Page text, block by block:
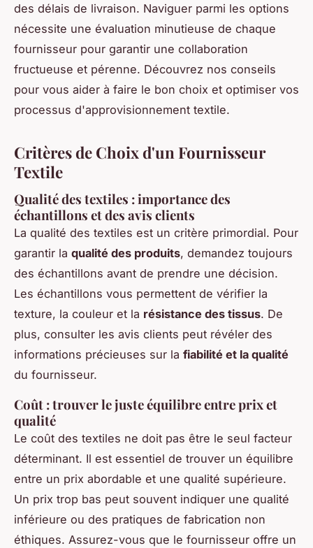
des délais de livraison. Naviguer parmi les options
nécessite une évaluation minutieuse de chaque
fournisseur pour garantir une collaboration
fructueuse et pérenne. Découvrez nos conseils
pour vous aider à faire le bon choix et optimiser vos
processus d'approvisionnement textile.
Critères de Choix d'un Fournisseur
Textile
Qualité des textiles : importance des
échantillons et des avis clients
La qualité des textiles est un critère primordial. Pour
garantir la qualité des produits, demandez toujours
des échantillons avant de prendre une décision.
Les échantillons vous permettent de vérifier la
texture, la couleur et la résistance des tissus. De
plus, consulter les avis clients peut révéler des
informations précieuses sur la fiabilité et la qualité
du fournisseur.
Coût : trouver le juste équilibre entre prix et
qualité
Le coût des textiles ne doit pas être le seul facteur
déterminant. Il est essentiel de trouver un équilibre
entre un prix abordable et une qualité supérieure.
Un prix trop bas peut souvent indiquer une qualité
inférieure ou des pratiques de fabrication non
éthiques. Assurez-vous que le fournisseur offre un